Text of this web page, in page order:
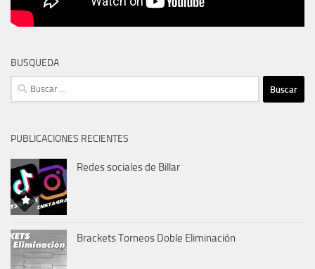
BUSQUEDA
Buscar:
PUBLICACIONES RECIENTES
Redes sociales de Billar
Brackets Torneos Doble Eliminación